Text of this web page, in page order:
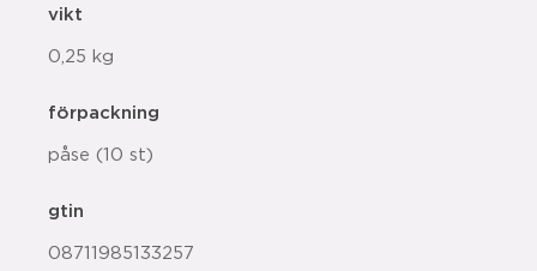
vikt
0,25 kg
förpackning
påse (10 st)
gtin
08711985133257